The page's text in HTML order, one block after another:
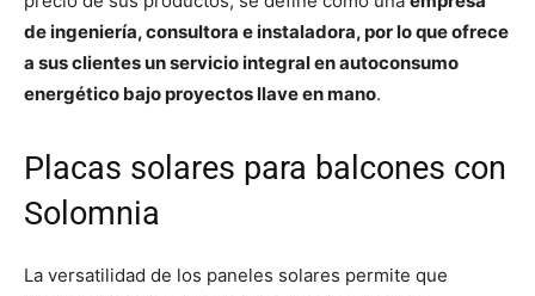
de ingeniería, consultora e instaladora, por lo que ofrece
a sus clientes un servicio integral en autoconsumo
energético bajo proyectos llave en mano.
Placas solares para balcones con
Solomnia
La versatilidad de los paneles solares permite que